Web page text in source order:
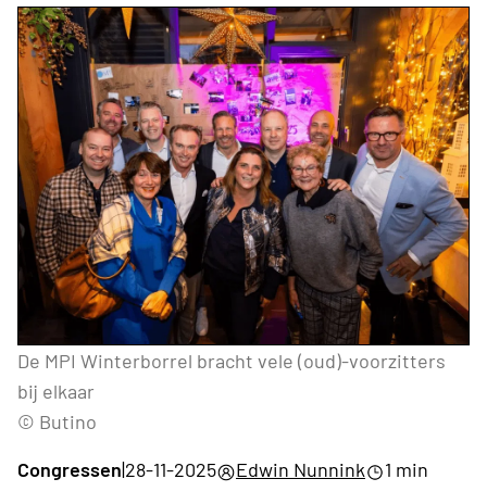
De MPI Winterborrel bracht vele (oud)-voorzitters
bij elkaar
© Butino
Congressen|28-11-2025 Edwin Nunnink
1 min